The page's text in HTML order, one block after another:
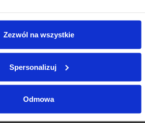
Zezwól na wszystkie
Spersonalizuj
Odmowa
Nieruchomościami Związku
Miast Polskich
Człowieka i Równego
Traktowania ZMP